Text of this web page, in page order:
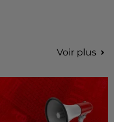
Voir plus